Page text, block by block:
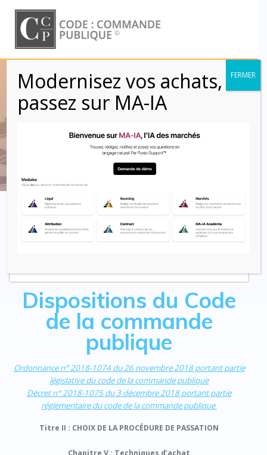
to
content
Concours (L2125-
Code : Commande Publique
CONCOURS – PROCEDURE MARCHES
Dispositions du Code
de la commande
publique
Ordonnancen° 2018-1074 du 26 novembre 2018 portant partie
législative du code de la commande publique
Décret n° 2018-1075 du 3 décembre 2018 portant partie
réglementaire du code de la commande publique
Titre II : CHOIX DE LA PROCÉDURE DE PASSATION
Modernisez vos achats,
passez sur MA-IA
FERMER